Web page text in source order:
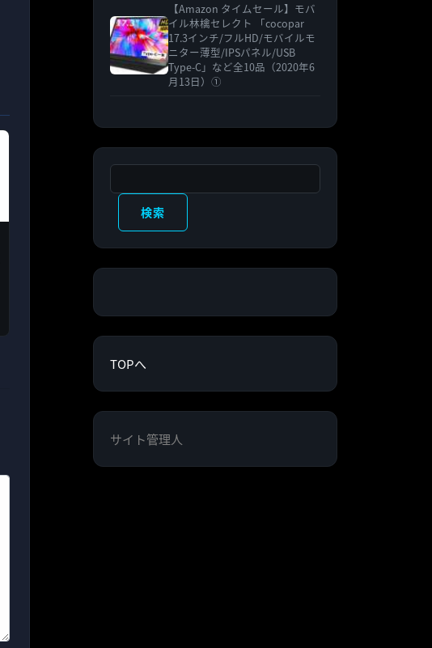
【Amazon タイムセール】モバ
イル林檎セレクト 「cocopar
17.3インチ/フルHD/モバイルモ
ニター薄型/IPSパネル/USB
Type-C」など全10品（2020年6
月13日）①
検索
TOPへ
サイト管理人